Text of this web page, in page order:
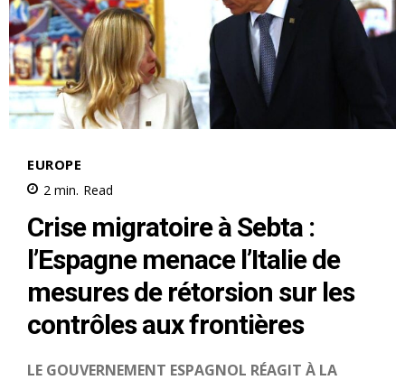
Related
périssent dans un accident
de la route à Charm el-
Cheikh, à la veille du sommet
international sur Gaza
11 October 2025
ministre israélien et le chef de
la diplomatie qatarie scelle la
première phase d’un accord
de paix à Gaza
9 October 2025